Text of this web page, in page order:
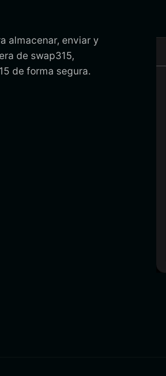
almacenar, enviar y
de swap315,
de forma segura.